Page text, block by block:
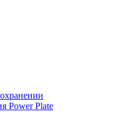
Power Plate